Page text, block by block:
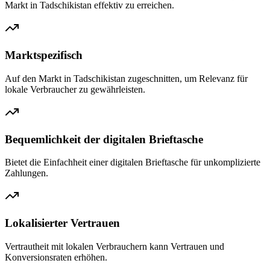
Markt in Tadschikistan effektiv zu erreichen.
Marktspezifisch
Auf den Markt in Tadschikistan zugeschnitten, um Relevanz für
lokale Verbraucher zu gewährleisten.
Bequemlichkeit der digitalen Brieftasche
Bietet die Einfachheit einer digitalen Brieftasche für unkomplizierte
Zahlungen.
Lokalisierter Vertrauen
Vertrautheit mit lokalen Verbrauchern kann Vertrauen und
Konversionsraten erhöhen.